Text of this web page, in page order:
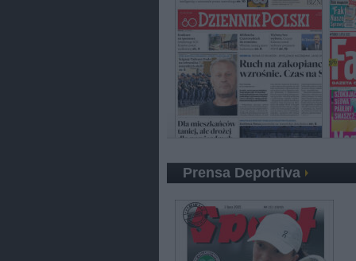
Prensa Deportiva